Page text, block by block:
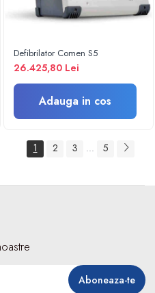
Defibrilator Comen S5
26.425,80 Lei
Adauga in cos
1 2 3 ... 5